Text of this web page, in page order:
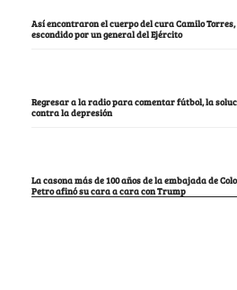
Así encontraron el cuerpo del cura Camilo Torres,
escondido por un general del Ejército
Regresar a la radio para comentar fútbol, la
contra la depresión
La casona más de 100 años de la embajada de
Petro afinó su cara a cara con Trump